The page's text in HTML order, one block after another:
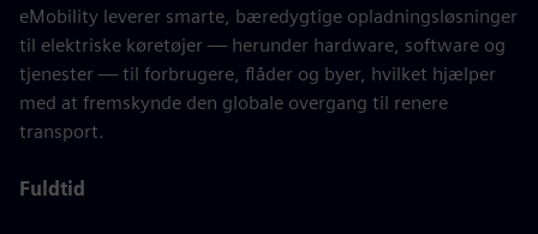
eMobility leverer smarte, bæredygtige opladningsløsninger
til elektriske køretøjer — herunder hardware, software og
tjenester — til forbrugere, flåder og byer, hvilket hjælper
med at fremskynde den globale overgang til renere
transport.
Fuldtid